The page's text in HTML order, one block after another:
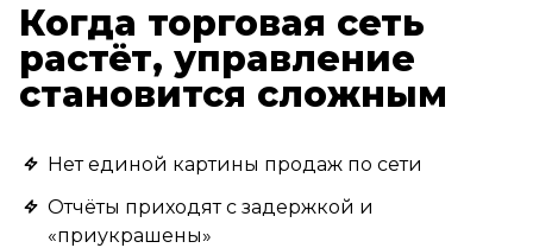
Когда торговая сеть
растёт, управление
становится сложным
Нет единой картины продаж по сети
Отчёты приходят с задержкой и
«приукрашены»